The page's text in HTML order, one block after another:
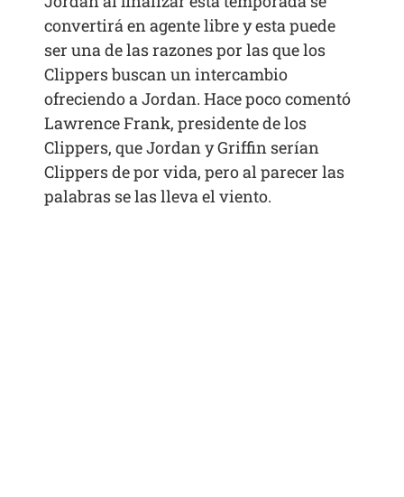
convertirá en agente libre y esta puede
ser una de las razones por las que los
Clippers buscan un intercambio
ofreciendo a Jordan. Hace poco comentó
Lawrence Frank, presidente de los
Clippers, que Jordan y Griffin serían
Clippers de por vida, pero al parecer las
palabras se las lleva el viento.